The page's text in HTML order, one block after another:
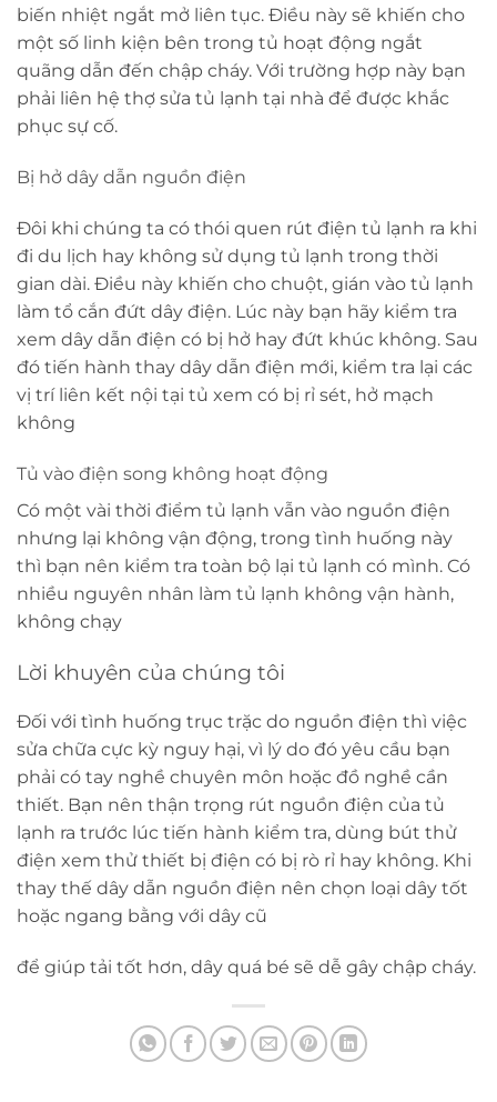
biến nhiệt ngắt mở liên tục. Điều này sẽ khiến cho
một số linh kiện bên trong tủ hoạt động ngắt
quãng dẫn đến chập cháy. Với trường hợp này bạn
phải liên hệ thợ sửa tủ lạnh tại nhà để được khắc
phục sự cố.
Bị hở dây dẫn nguồn điện
Đôi khi chúng ta có thói quen rút điện tủ lạnh ra khi
đi du lịch hay không sử dụng tủ lạnh trong thời
gian dài. Điều này khiến cho chuột, gián vào tủ lạnh
làm tổ cắn đứt dây điện. Lúc này bạn hãy kiểm tra
xem dây dẫn điện có bị hở hay đứt khúc không. Sau
đó tiến hành thay dây dẫn điện mới, kiểm tra lại các
vị trí liên kết nội tại tủ xem có bị rỉ sét, hở mạch
không
Tủ vào điện song không hoạt động
Có một vài thời điểm tủ lạnh vẫn vào nguồn điện
nhưng lại không vận động, trong tình huống này
thì bạn nên kiểm tra toàn bộ lại tủ lạnh có mình. Có
nhiều nguyên nhân làm tủ lạnh không vận hành,
không chạy
Lời khuyên của chúng tôi
Đối với tình huống trục trặc do nguồn điện thì việc
sửa chữa cực kỳ nguy hại, vì lý do đó yêu cầu bạn
phải có tay nghề chuyên môn hoặc đồ nghề cần
thiết. Bạn nên thận trọng rút nguồn điện của tủ
lạnh ra trước lúc tiến hành kiểm tra, dùng bút thử
điện xem thử thiết bị điện có bị rò rỉ hay không. Khi
thay thế dây dẫn nguồn điện nên chọn loại dây tốt
hoặc ngang bằng với dây cũ
để giúp tải tốt hơn, dây quá bé sẽ dễ gây chập cháy.